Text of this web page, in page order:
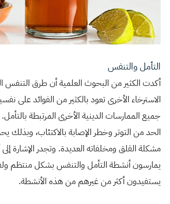
التأمل والتنفس
أكدت الكثير من البحوث العلمية أن طرق التنفس
الاسترخاء الأخرى تعود بالكثير من الفوائد على
جميع الممارسات الدينية الأخرى المرتبطة
الحد من التوتر وخطر الإصابة بالاكتئاب، وبذلك
مشكلة القلق ومخلفاته العديدة. وتجدر الإشارة
يمارسون أنشطة التأمل والتنفس بشكل منتظم
يستفيدون أكثر من غيرهم من هذه الأنشطة.